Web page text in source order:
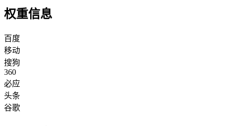
权重信息
百度
移动
搜狗
360
必应
头条
谷歌